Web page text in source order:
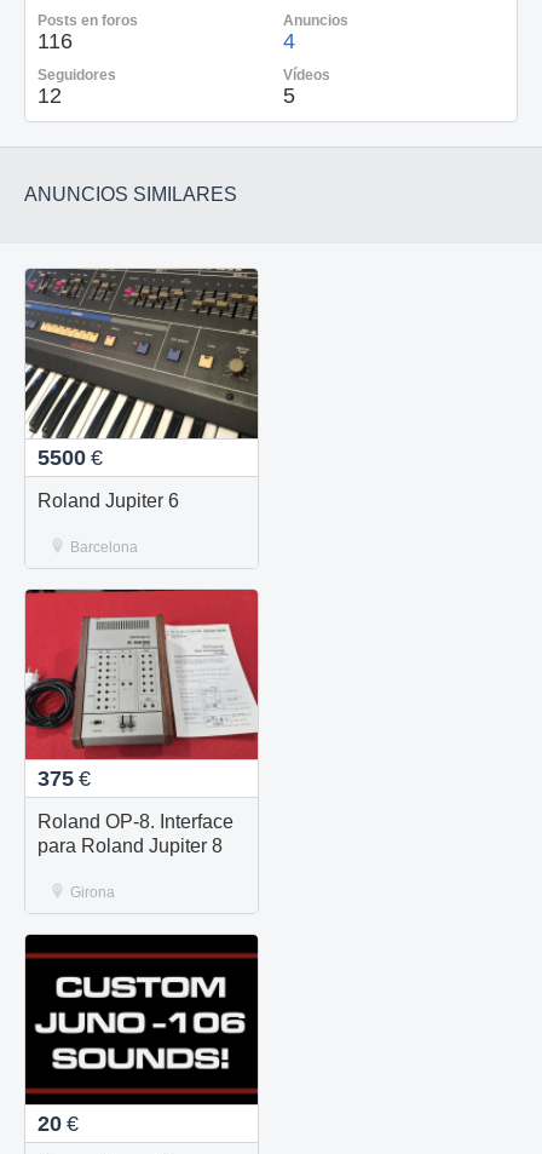
Posts en foros
116
Anuncios
4
Seguidores
12
Vídeos
5
ANUNCIOS SIMILARES
5500 €
Roland Jupiter 6
Barcelona
375 €
Roland OP-8. Interface
para Roland Jupiter 8
Girona
20 €